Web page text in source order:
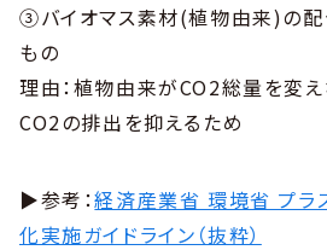
③バイオマス素材(植物由来)の
もの
理由：植物由来がCO2総量を変え
CO2の排出を抑えるため
▶︎参考：経済産業省 環境省 プラ
化実施ガイドライン（抜粋）